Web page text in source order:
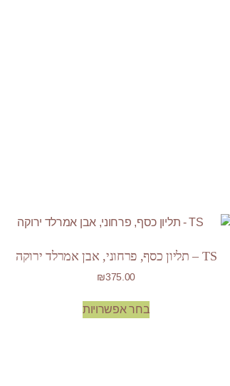
TS – תליון כסף, פרחוני, אבן אמרלד ירוקה
₪375.00
בחר אפשרויות